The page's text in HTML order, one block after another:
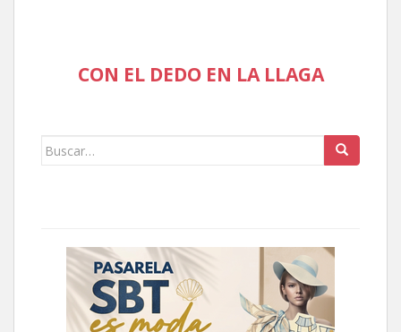
CON EL DEDO EN LA LLAGA
Buscar: